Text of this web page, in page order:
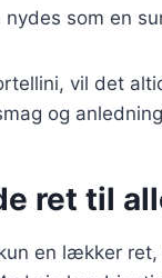
som en
vil det
og
ret til
en lækker